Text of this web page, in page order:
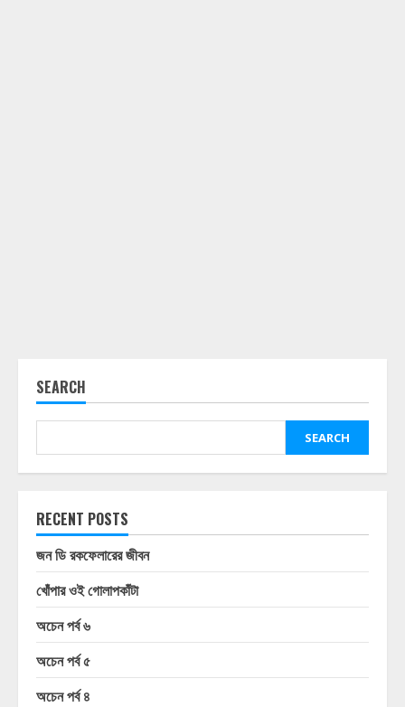
SEARCH
SEARCH
RECENT POSTS
জন ডি রকফেলারের জীবন
খোঁপার ওই গোলাপকাঁটা
অচেন পর্ব ৬
অচেন পর্ব ৫
অচেন পর্ব ৪